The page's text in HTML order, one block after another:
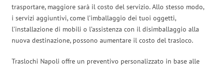
trasportare, maggiore sarà il costo del servizio. Allo stesso modo,
i servizi aggiuntivi, come l’imballaggio dei tuoi oggetti,
l’installazione di mobili o l’assistenza con il disimballaggio alla
nuova destinazione, possono aumentare il costo del trasloco.
Traslochi Napoli offre un preventivo personalizzato in base alle